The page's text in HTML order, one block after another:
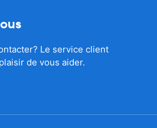
Le service client
de vous aider.